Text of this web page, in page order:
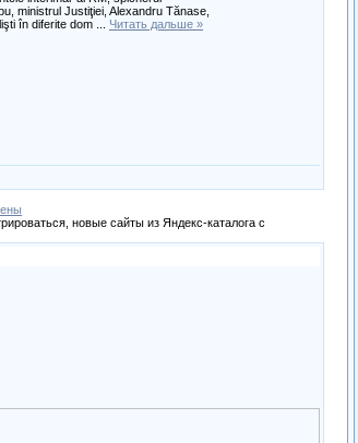
ministrul Justiţiei, Alexandru Tănase,
în diferite dom ... Читать дальше »
новые сайты из Яндекс-каталога с